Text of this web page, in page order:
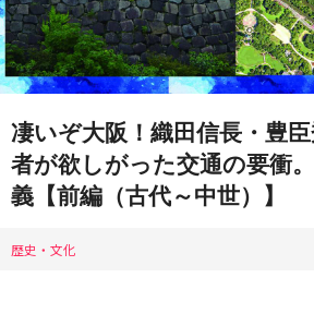
凄いぞ大阪！織田信長・豊
者が欲しがった交通の要衝
義【前編（古代～中世）】
歴史・文化